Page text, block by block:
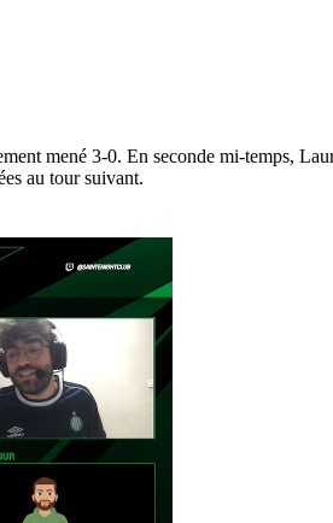
mené 3-0. En seconde mi-temps,
au tour suivant.